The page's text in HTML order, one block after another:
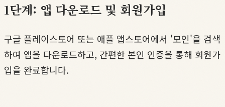
1단계: 앱 다운로드 및 회원가입
구글 플레이스토어 또는 애플 앱스토어에서 '모인'을 검색
하여 앱을 다운로드하고, 간편한 본인 인증을 통해 회원가
입을 완료합니다.